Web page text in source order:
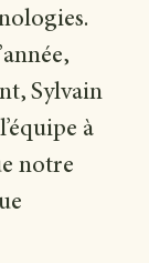
Sylvain
à
notre